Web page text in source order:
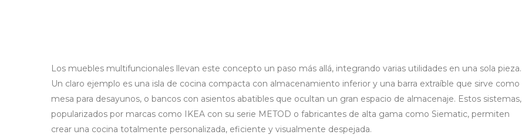
Los muebles multifuncionales llevan este concepto un paso más allá, integrando varias utilidades en una sola pieza.
Un claro ejemplo es una isla de cocina compacta con almacenamiento inferior y una barra extraíble que sirve como
mesa para desayunos, o bancos con asientos abatibles que ocultan un gran espacio de almacenaje. Estos sistemas,
popularizados por marcas como IKEA con su serie METOD o fabricantes de alta gama como Siematic, permiten
crear una cocina totalmente personalizada, eficiente y visualmente despejada.